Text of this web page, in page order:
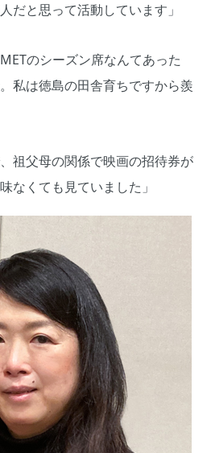
だと思って活動しています」
のシーズン席なんてあった
私は徳島の田舎育ちですから羨
祖父母の関係で映画の招待券が
なくても見ていました」